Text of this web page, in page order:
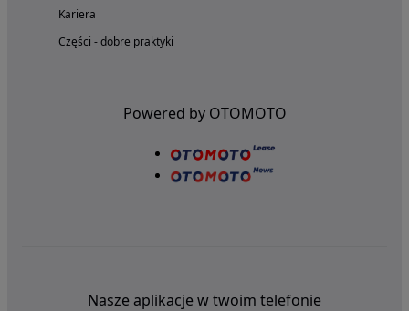
Kariera
Części - dobre praktyki
Powered by OTOMOTO
Nasze aplikacje w twoim telefonie